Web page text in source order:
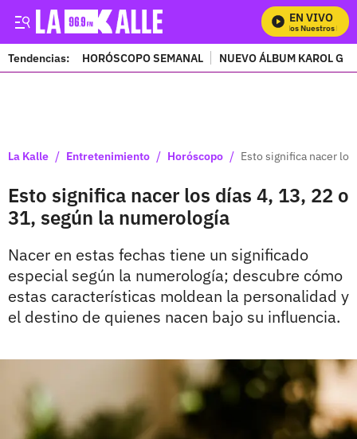
EN VIVO
Mira Todos Nuestros
Tendencias: HORÓSCOPO SEMANAL NUEVO ÁLBUM KAROL G
La Kalle / Entretenimiento / Horóscopo / Esto significa nacer
Esto significa nacer los días 4, 13, 22 o
31, según la numerología
Nacer en estas fechas tiene un significado
especial según la numerología; descubre cómo
estas características moldean la personalidad y
el destino de quienes nacen bajo su influencia.